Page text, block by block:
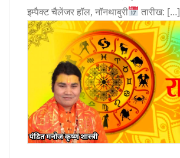
इम्पैक्ट चैलेंजर हॉल, नॉनथाबुरी
तारीख: […]